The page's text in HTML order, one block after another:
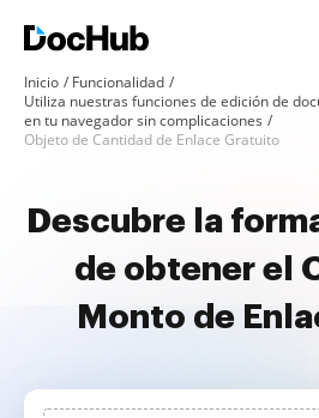
Inicio
Funcionalidad
Utiliza nuestras funciones de edición de
en tu navegador sin complicaciones
Objeto de Cantidad de Enlace Gratuito
Descubre la
de obtener el
Monto de